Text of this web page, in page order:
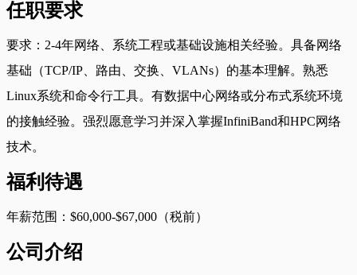
任职要求
要求：2-4年网络、系统工程或基础设施相关经验。具备网络
基础（TCP/IP、路由、交换、VLANs）的基本理解。熟悉
Linux系统和命令行工具。有数据中心网络或分布式系统环境
的接触经验。强烈愿意学习并深入掌握InfiniBand和HPC网络
技术。
福利待遇
年薪范围：$60,000-$67,000（税前）
公司介绍